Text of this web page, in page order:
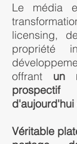
Le média
licensing,
propriété
offrant un
Véritable